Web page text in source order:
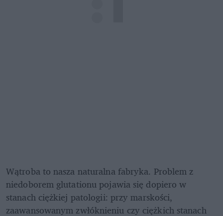
Wątroba to nasza naturalna fabryka. Problem z
niedoborem glutationu pojawia się dopiero w
stanach ciężkiej patologii: przy marskości,
zaawansowanym zwłóknieniu czy ciężkich stanach